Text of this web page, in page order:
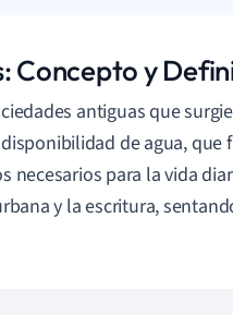
Concepto y
antiguas que
de agua, que
para la vida
y la escritura,